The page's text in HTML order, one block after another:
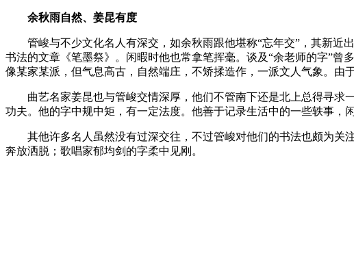
余秋雨自然、姜昆有度
管峻与不少文化名人有深交，如余秋雨跟他堪称“忘年交”，其新近
书法的文章《笔墨祭》。闲暇时他也常拿笔挥毫。谈及“余老师的字”
像某家某派，但气息高古，自然端庄，不矫揉造作，一派文人气象。由
曲艺名家姜昆也与管峻交情深厚，他们不管南下还是北上总得寻求
功夫。他的字中规中矩，有一定法度。他善于记录生活中的一些轶事，
其他许多名人虽然没有过深交往，不过管峻对他们的书法也颇为关
奔放洒脱；歌唱家郁均剑的字柔中见刚。